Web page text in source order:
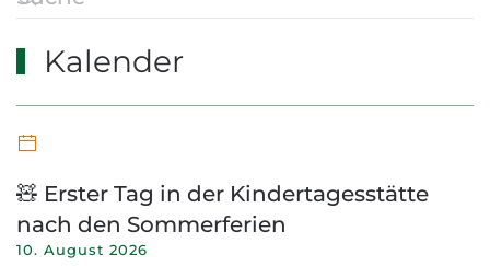
Kalender
🧸 Erster Tag in der Kindertagesstätte
nach den Sommerferien
10. August 2026